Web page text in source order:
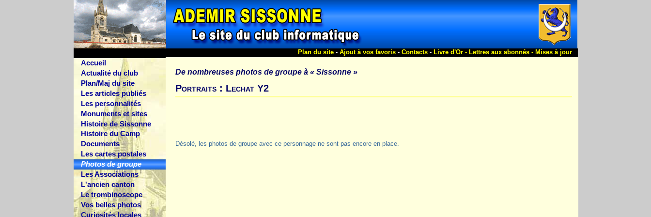
Accueil
Actualité du club
Plan/Maj du site
Les articles publiés
Les personnalités
Monuments et sites
Histoire de Sissonne
Histoire du Camp
Documents
Les cartes postales
Photos de groupe
Les Associations
L'ancien canton
Le trombinoscope
Vos belles photos
Curiosités locales
Plan du site- Ajout à vos favoris- Contacts- Livre d'Or - Lettres aux abonnés - Mises à jour
De nombreuses photos de groupe à « Sissonne »
Portraits : Lechat Y2
Désolé, les photos de groupe avec ce personnage ne sont pas encore en place.